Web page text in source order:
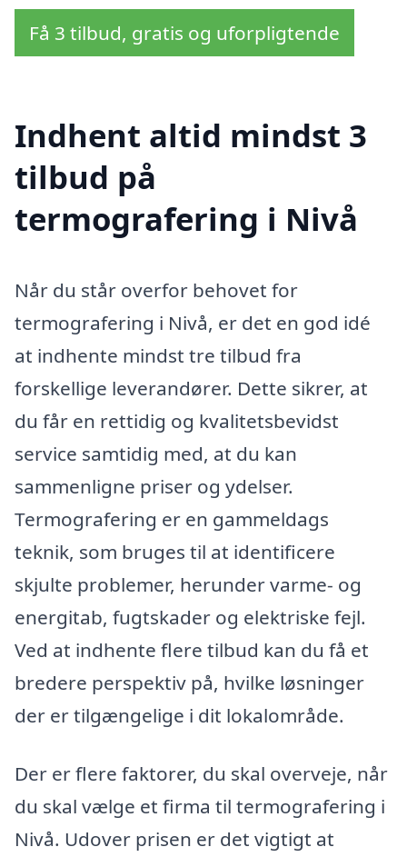
Få 3 tilbud, gratis og uforpligtende
Indhent altid mindst 3
tilbud på
termografering i Nivå
Når du står overfor behovet for
termografering i Nivå, er det en god idé
at indhente mindst tre tilbud fra
forskellige leverandører. Dette sikrer, at
du får en rettidig og kvalitetsbevidst
service samtidig med, at du kan
sammenligne priser og ydelser.
Termografering er en gammeldags
teknik, som bruges til at identificere
skjulte problemer, herunder varme- og
energitab, fugtskader og elektriske fejl.
Ved at indhente flere tilbud kan du få et
bredere perspektiv på, hvilke løsninger
der er tilgængelige i dit lokalområde.
Der er flere faktorer, du skal overveje, når
du skal vælge et firma til termografering i
Nivå. Udover prisen er det vigtigt at